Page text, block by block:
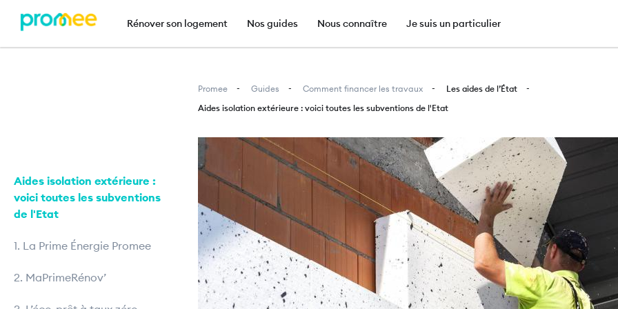
au
Navigation principale
Rénover son logement Nos guides Nous connaître Je suis un particulier
Aides isolation extérieure :
voici toutes les subventions
de l'Etat
1. La Prime Énergie Promee
2. MaPrimeRénov’
Promee Guides Comment financer les travaux
Les aides de l’État
Aides isolation extérieure : voici toutes les subventions de l'Etat
Image